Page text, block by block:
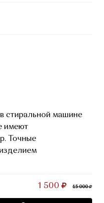
стиральной машине
имеют
Точные
1 500 15 000